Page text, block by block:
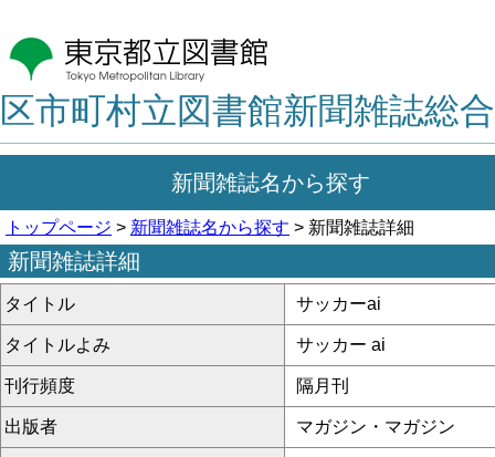
区市町村立図書館新聞雑誌総
新聞雑誌名から探す
トップページ > 新聞雑誌名から探す > 新聞雑誌詳細
新聞雑誌詳細
タイトル サッカーai
タイトルよみ サッカー ai
刊行頻度 隔月刊
出版者 マガジン・マガジン